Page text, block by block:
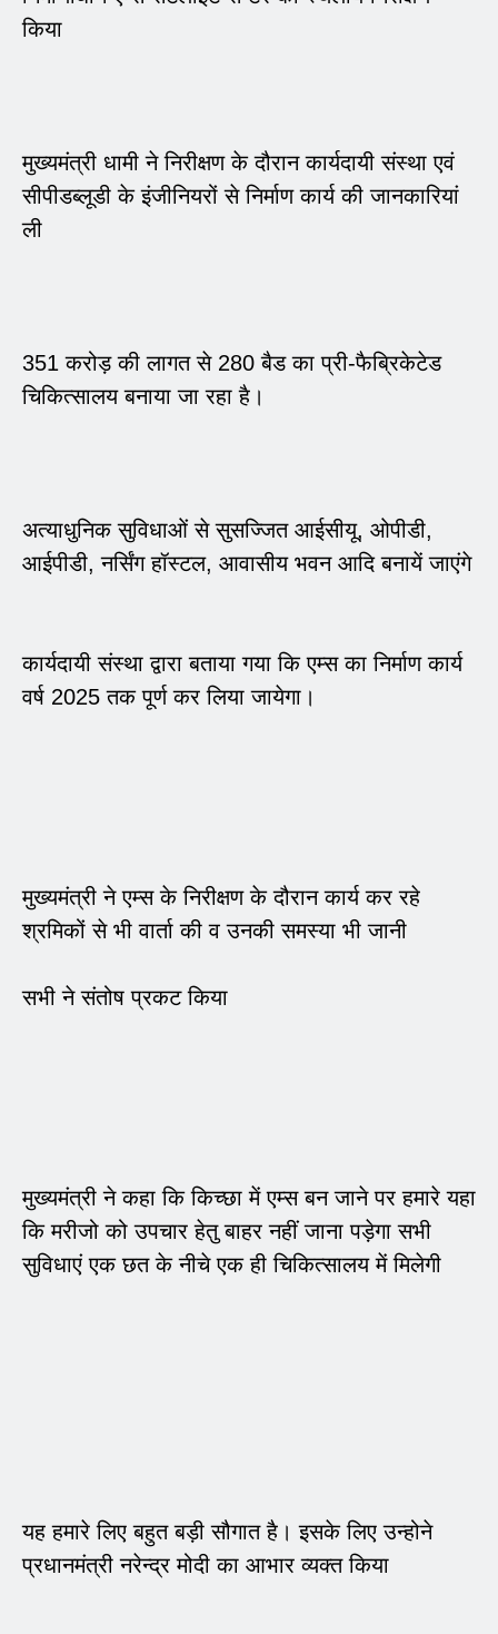
किया
मुख्यमंत्री धामी ने निरीक्षण के दौरान कार्यदायी संस्था एवं
सीपीडब्लूडी के इंजीनियरों से निर्माण कार्य की जानकारियां
ली
351 करोड़ की लागत से 280 बैड का प्री-फैब्रिकेटेड
चिकित्सालय बनाया जा रहा है।
अत्याधुनिक सुविधाओं से सुसज्जित आईसीयू, ओपीडी,
आईपीडी, नर्सिंग हॉस्टल, आवासीय भवन आदि बनायें जाएंगे
कार्यदायी संस्था द्वारा बताया गया कि एम्स का निर्माण कार्य
वर्ष 2025 तक पूर्ण कर लिया जायेगा।
मुख्यमंत्री ने एम्स के निरीक्षण के दौरान कार्य कर रहे
श्रमिकों से भी वार्ता की व उनकी समस्या भी जानी
सभी ने संतोष प्रकट किया
मुख्यमंत्री ने कहा कि किच्छा में एम्स बन जाने पर हमारे यहा
कि मरीजो को उपचार हेतु बाहर नहीं जाना पड़ेगा सभी
सुविधाएं एक छत के नीचे एक ही चिकित्सालय में मिलेगी
यह हमारे लिए बहुत बड़ी सौगात है। इसके लिए उन्होने
प्रधानमंत्री नरेन्द्र मोदी का आभार व्यक्त किया